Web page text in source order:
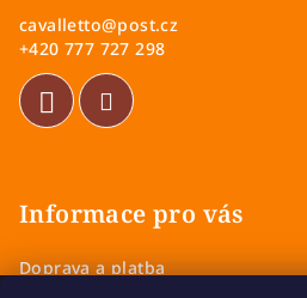
cavalletto@post.cz
+420 777 727 298
Informace pro vás
Doprava a platba